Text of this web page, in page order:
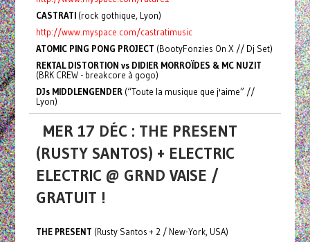
CASTRATI(rock gothique, Lyon)
http://www.myspace.com/castratimusic
ATOMIC PING PONG PROJECT (BootyFonzies On X // Dj Set)
REKTAL DISTORTION vs DIDIER MORROÏDES & MC NUZIT
(BRK CREW - breakcore à gogo)
DJs MIDDLENGENDER(“Toute la musique que j'aime” //
Lyon)
MER 17 DÉC : THE PRESENT
(RUSTY SANTOS) + ELECTRIC
ELECTRIC @ GRND VAISE /
GRATUIT !
THE PRESENT (Rusty Santos + 2 / New-York, USA)